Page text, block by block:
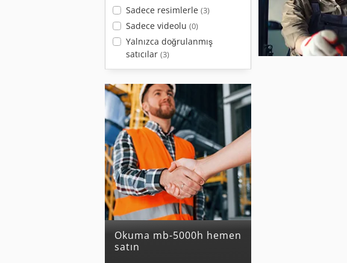
Sadece resimlerle (3)
Sadece videolu (0)
Yalnızca doğrulanmış
satıcılar (3)
okuma mb-5000h hemen
satın